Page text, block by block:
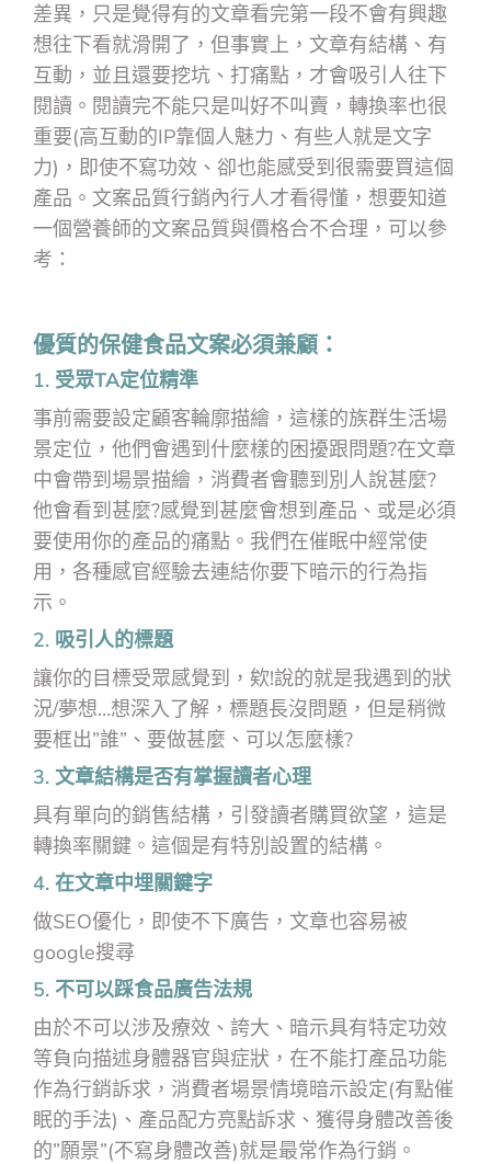
差異，只是覺得有的文章看完第一段不會有興趣
想往下看就滑開了，但事實上，文章有結構、有
互動，並且還要挖坑、打痛點，才會吸引人往下
閱讀。閱讀完不能只是叫好不叫賣，轉換率也很
重要(高互動的IP靠個人魅力、有些人就是文字
力)，即使不寫功效、卻也能感受到很需要買這個
產品。文案品質行銷內行人才看得懂，想要知道
一個營養師的文案品質與價格合不合理，可以參
考：
優質的保健食品文案必須兼顧：
1. 受眾TA定位精準
事前需要設定顧客輪廓描繪，這樣的族群生活場
景定位，他們會遇到什麼樣的困擾跟問題?在文章
中會帶到場景描繪，消費者會聽到別人說甚麼?
他會看到甚麼?感覺到甚麼會想到產品、或是必須
要使用你的產品的痛點。我們在催眠中經常使
用，各種感官經驗去連結你要下暗示的行為指
示。
2. 吸引人的標題
讓你的目標受眾感覺到，欸!說的就是我遇到的狀
況/夢想…想深入了解，標題長沒問題，但是稍微
要框出”誰”、要做甚麼、可以怎麼樣?
3. 文章結構是否有掌握讀者心理
具有單向的銷售結構，引發讀者購買欲望，這是
轉換率關鍵。這個是有特別設置的結構。
4. 在文章中埋關鍵字
做SEO優化，即使不下廣告，文章也容易被
google搜尋
5. 不可以踩食品廣告法規
由於不可以涉及療效、誇大、暗示具有特定功效
等負向描述身體器官與症狀，在不能打產品功能
作為行銷訴求，消費者場景情境暗示設定(有點催
眠的手法)、產品配方亮點訴求、獲得身體改善後
的”願景”(不寫身體改善)就是最常作為行銷。